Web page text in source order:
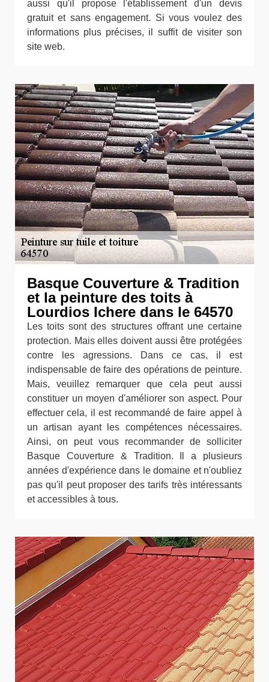
aussi qu'il propose l'établissement d'un devis
gratuit et sans engagement. Si vous voulez des
informations plus précises, il suffit de visiter son
site web.
Basque Couverture & Tradition
et la peinture des toits à
Lourdios Ichere dans le 64570
Les toits sont des structures offrant une certaine
protection. Mais elles doivent aussi être protégées
contre les agressions. Dans ce cas, il est
indispensable de faire des opérations de peinture.
Mais, veuillez remarquer que cela peut aussi
constituer un moyen d'améliorer son aspect. Pour
effectuer cela, il est recommandé de faire appel à
un artisan ayant les compétences nécessaires.
Ainsi, on peut vous recommander de solliciter
Basque Couverture & Tradition. Il a plusieurs
années d'expérience dans le domaine et n'oubliez
pas qu'il peut proposer des tarifs très intéressants
et accessibles à tous.